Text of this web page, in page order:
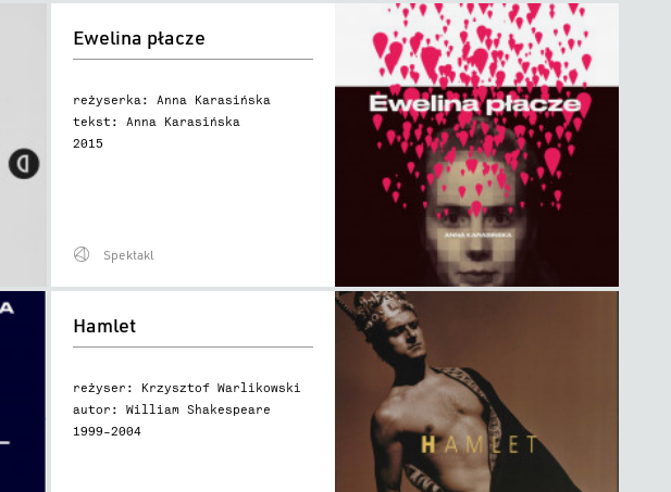
płacze
Ewelina płacze
reżyserka: Anna Karasińska
tekst: Anna Karasińska
2015
Spektakl
Hamlet
reżyser: Krzysztof Warlikowski
autor: William Shakespeare
1999–2004